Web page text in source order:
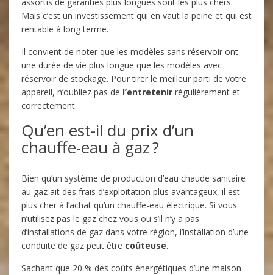
Mais c’est un investissement qui en vaut la peine et qui est
rentable à long terme.
Il convient de noter que les modèles sans réservoir ont
une durée de vie plus longue que les modèles avec
réservoir de stockage. Pour tirer le meilleur parti de votre
appareil, n’oubliez pas de l’entretenir régulièrement et
correctement.
Qu’en est-il du prix d’un
chauffe-eau à gaz ?
Bien qu’un système de production d’eau chaude sanitaire
au gaz ait des frais d’exploitation plus avantageux, il est
plus cher à l’achat qu’un chauffe-eau électrique. Si vous
n’utilisez pas le gaz chez vous ou s’il n’y a pas
d’installations de gaz dans votre région, l’installation d’une
conduite de gaz peut être coûteuse.
Sachant que 20 % des coûts énergétiques d’une maison